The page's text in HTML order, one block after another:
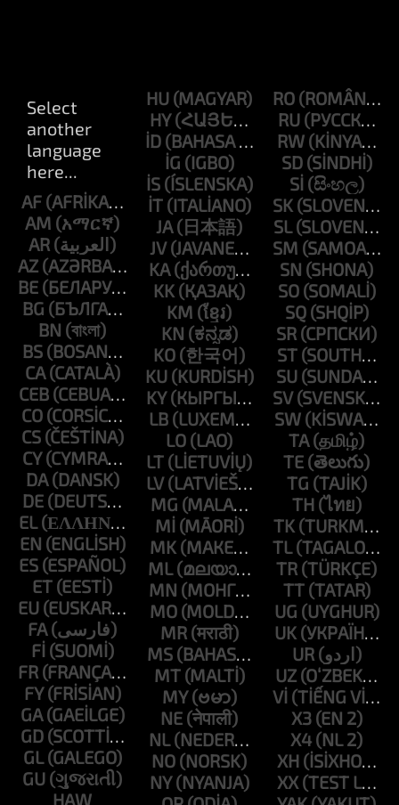
AF
AM
AR
AZ
BE
BG
BN
BS
CA
CEB
CO
CS
CY
DA
DE
EL
EN
ES
ET
EU
FA
FI
FR
FY
GA
GD
GL
GU
HAW
HU
HY
ID
IG
IS
IT
JA
JV
KA
KK
KM
KN
KO
KU
KY
LB
LO
LT
LV
MG
MI
MK
ML
MN
MO
MR
MS
MT
MY
NE
NL
NO
NY
RO
RU
RW
SD
SI
SK
SL
SM
SN
SO
SQ
SR
ST
SU
SV
SW
TA
TE
TG
TH
TK
TL
TR
TT
UG
UK
UR
UZ
VI
X3
X4
XH
XX